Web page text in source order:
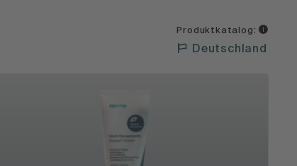
Produktkatalog:
Deutschland